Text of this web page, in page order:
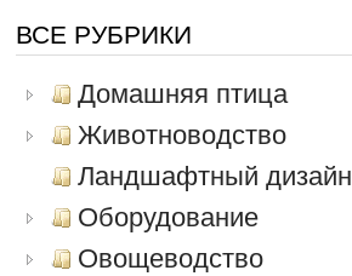
ВСЕ РУБРИКИ
Домашняя птица
Животноводство
Ландшафтный дизайн
Оборудование
Овощеводство